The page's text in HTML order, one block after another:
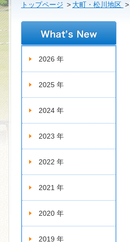
トップページ > 大町・松川地区 >
2026 年
2025 年
2024 年
2023 年
2022 年
2021 年
2020 年
2019 年